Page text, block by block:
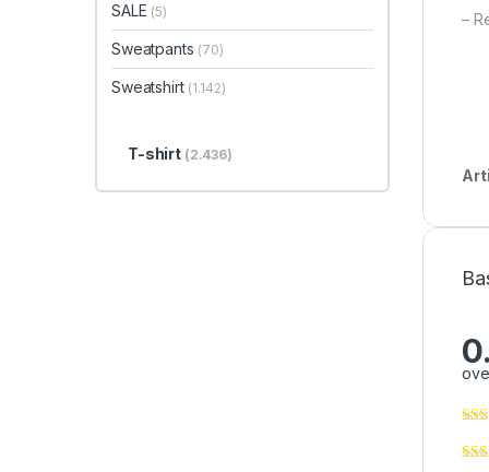
–
SALE (5)
Sweatpants (70)
Sweatshirt (1.142)
T-shirt (2.436)